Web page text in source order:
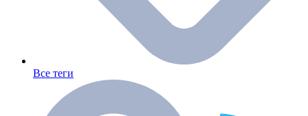
Все теги